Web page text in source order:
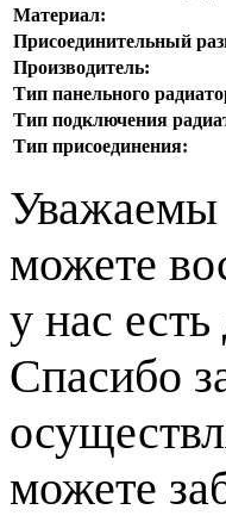
Материал:
Присоединительный
Производитель:
Тип панельного
Тип подключения
Тип присоединения:
Уважаемы
можете
у нас
Спасибо
можете